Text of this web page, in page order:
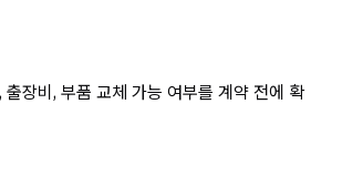
출장비, 부품 교체 가능 여부를 계약 전에 확